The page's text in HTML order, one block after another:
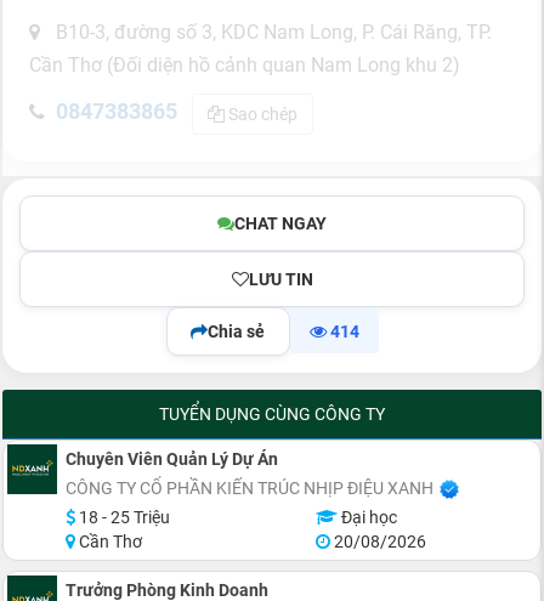
B10-3, đường số 3, KDC Nam Long, P. Cái Răng, TP.
Cần Thơ (Đối diện hồ cảnh quan Nam Long khu 2)
0847383865 Sao chép
CHAT NGAY
LƯU TIN
Chia sẻ 414
TUYỂN DỤNG CÙNG CÔNG TY
Chuyên Viên Quản Lý Dự Án
CÔNG TY CỔ PHẦN KIẾN TRÚC NHỊP ĐIỆU XANH
18 - 25 Triệu
Đại học
Cần Thơ
20/08/2026
Trưởng Phòng Kinh Doanh